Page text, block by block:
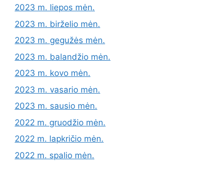
2023 m. liepos mėn.
2023 m. birželio mėn.
2023 m. gegužės mėn.
2023 m. balandžio mėn.
2023 m. kovo mėn.
2023 m. vasario mėn.
2023 m. sausio mėn.
2022 m. gruodžio mėn.
2022 m. lapkričio mėn.
2022 m. spalio mėn.